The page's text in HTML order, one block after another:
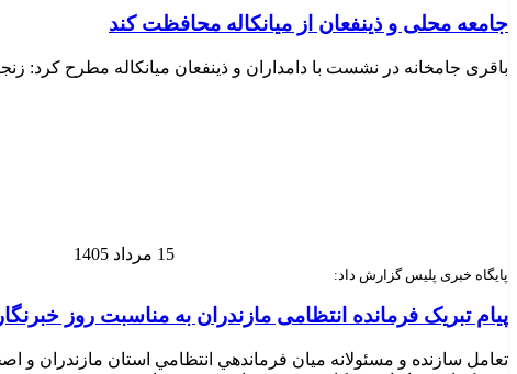
جامعه محلی و ذینفعان از میانکاله محافظت کند
باقری جامخانه در نشست با دامداران و ذینفعان میانکاله مطرح کرد:
15 مرداد 1405
پایگاه خبری پلیس گزارش داد:
پیام تبریک فرمانده انتظامی مازندران به مناسبت روز خبرنگار
تعامل سازنده و مسئولانه ميان فرماندهي انتظامي استان مازندران